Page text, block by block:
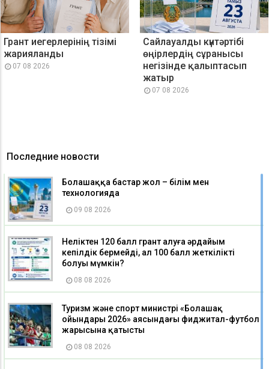
Грант иегерлерінің тізімі
жарияланды
07 08 2026
Сайлауалды күнтәртібі
өңірлердің сұранысы
негізінде қалыптасып
жатыр
07 08 2026
Последние новости
Болашаққа бастар жол – білім мен
технологияда
09 08 2026
Неліктен 120 балл грант алуға әрдайым
кепілдік бермейді, ал 100 балл жеткілікті
болуы мүмкін?
08 08 2026
Туризм және спорт министрі «Болашақ
ойындары 2026» аясындағы фиджитал-футбол
жарысына қатысты
08 08 2026